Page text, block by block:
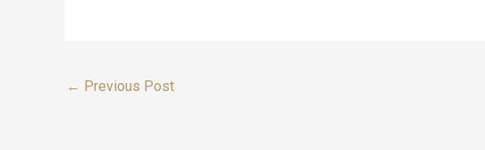
← Previous Post